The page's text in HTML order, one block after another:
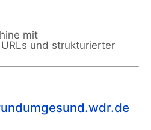
mit
und strukturierter